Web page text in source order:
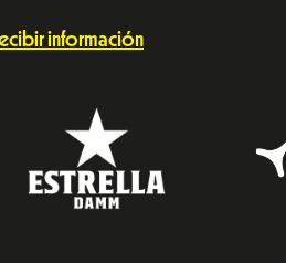
información